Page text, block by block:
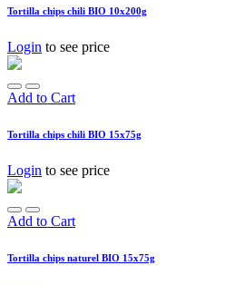
Tortilla chips chili BIO 10x200g
Login to see price
Add to Cart
Tortilla chips chili BIO 15x75g
Login to see price
Add to Cart
Tortilla chips naturel BIO 15x75g